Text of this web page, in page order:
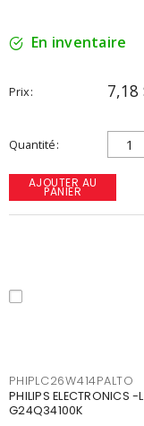
En inventaire
Prix 7,18
Quantité
AJOUTER AU
PANIER
PHIPLC26W414PALTO
PHILIPS ELECTRONICS
G24Q34100K